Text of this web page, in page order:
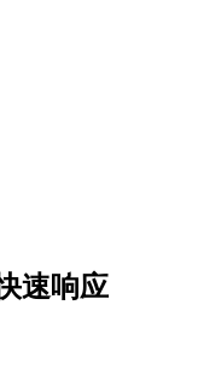
速响应